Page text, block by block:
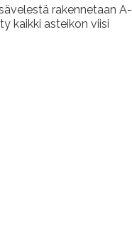
rakennetaan A-
kaikki asteikon viisi